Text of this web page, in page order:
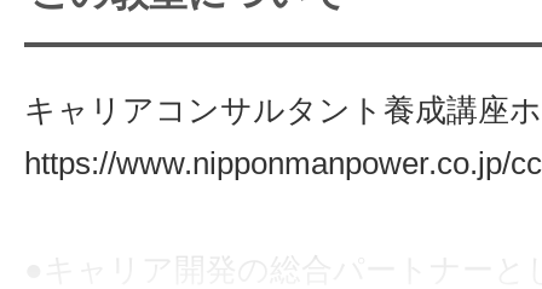
キャリアコンサルタント養成講
https://www.nipponmanpower.co.jp/
●キャリア開発の総合パートナーと